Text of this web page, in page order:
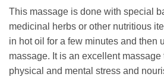
This massage is done with special
medicinal herbs or other nutritious
in hot oil for a few minutes and then
massage. It is an excellent
physical and mental stress and